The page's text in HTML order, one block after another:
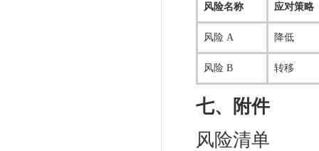
风险名称 应对策略
风险 A 降低
风险 B 转移
七、附件
风险清单